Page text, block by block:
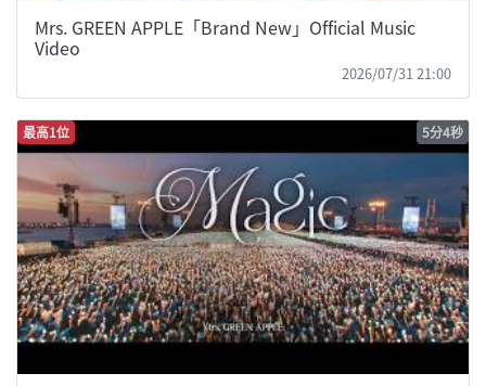
Mrs. GREEN APPLE「Brand New」Official Music
Video
2026/07/31 21:00
最高1位 5分4秒